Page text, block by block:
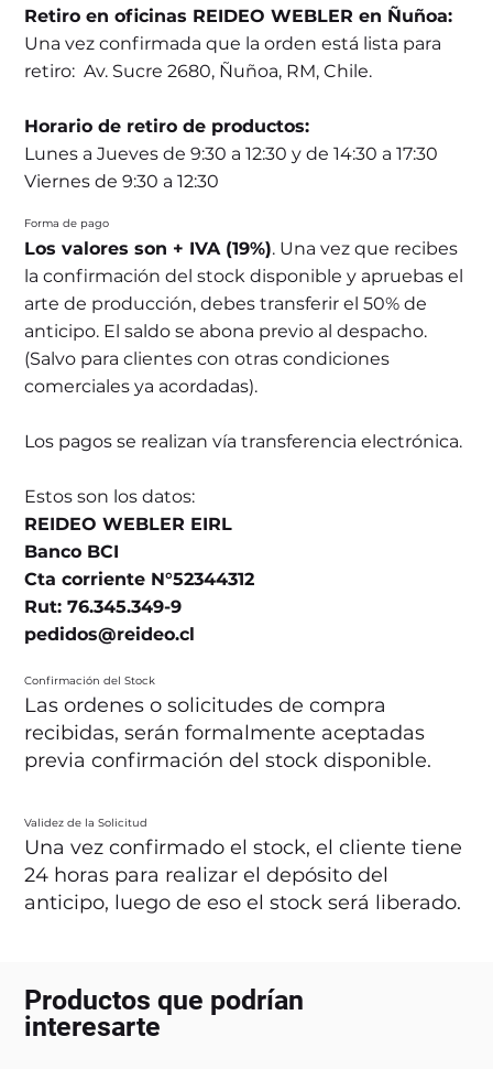
Retiro en oficinas REIDEO WEBLER en Ñuñoa:
Una vez confirmada que la orden está lista para
retiro: Av. Sucre 2680, Ñuñoa, RM, Chile.
Horario de retiro de productos:
Lunes a Jueves de 9:30 a 12:30 y de 14:30 a 17:30
Viernes de 9:30 a 12:30
Forma de pago
Los valores son + IVA (19%). Una vez que recibes
la confirmación del stock disponible y apruebas el
arte de producción, debes transferir el 50% de
anticipo. El saldo se abona previo al despacho.
(Salvo para clientes con otras condiciones
comerciales ya acordadas).
Los pagos se realizan vía transferencia electrónica.
Estos son los datos:
REIDEO WEBLER EIRL
Banco BCI
Cta corriente N°52344312
Rut: 76.345.349-9
pedidos@reideo.cl
Confirmación del Stock
Las ordenes o solicitudes de compra
recibidas, serán formalmente aceptadas
previa confirmación del stock disponible.
Validez de la Solicitud
Una vez confirmado el stock, el cliente tiene
24 horas para realizar el depósito del
anticipo, luego de eso el stock será liberado.
Productos que podrían
interesarte